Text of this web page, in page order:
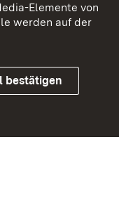
Elemente von
werden auf der
bestätigen